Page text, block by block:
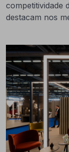
competitividade
destacam nos